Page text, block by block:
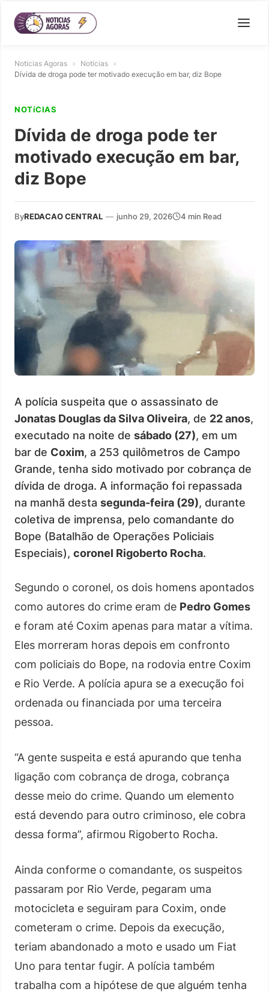
Noticias Agoras » Notícias »
Dívida de droga pode ter motivado execução em bar, diz Bope
NOTíCIAS
Dívida de droga pode ter
motivado execução em bar,
diz Bope
ByREDACAO CENTRAL — junho 29, 2026 4 min Read
A polícia suspeita que o assassinato de
Jonatas Douglas da Silva Oliveira, de 22 anos,
executado na noite de sábado (27), em um
bar de Coxim, a 253 quilômetros de Campo
Grande, tenha sido motivado por cobrança de
dívida de droga. A informação foi repassada
na manhã desta segunda-feira (29), durante
coletiva de imprensa, pelo comandante do
Bope (Batalhão de Operações Policiais
Especiais), coronel Rigoberto Rocha.
Segundo o coronel, os dois homens apontados
como autores do crime eram de Pedro Gomes
e foram até Coxim apenas para matar a vítima.
Eles morreram horas depois em confronto
com policiais do Bope, na rodovia entre Coxim
e Rio Verde. A polícia apura se a execução foi
ordenada ou financiada por uma terceira
pessoa.
“A gente suspeita e está apurando que tenha
ligação com cobrança de droga, cobrança
desse meio do crime. Quando um elemento
está devendo para outro criminoso, ele cobra
dessa forma”, afirmou Rigoberto Rocha.
Ainda conforme o comandante, os suspeitos
passaram por Rio Verde, pegaram uma
motocicleta e seguiram para Coxim, onde
cometeram o crime. Depois da execução,
teriam abandonado a moto e usado um Fiat
Uno para tentar fugir. A polícia também
trabalha com a hipótese de que alguém tenha